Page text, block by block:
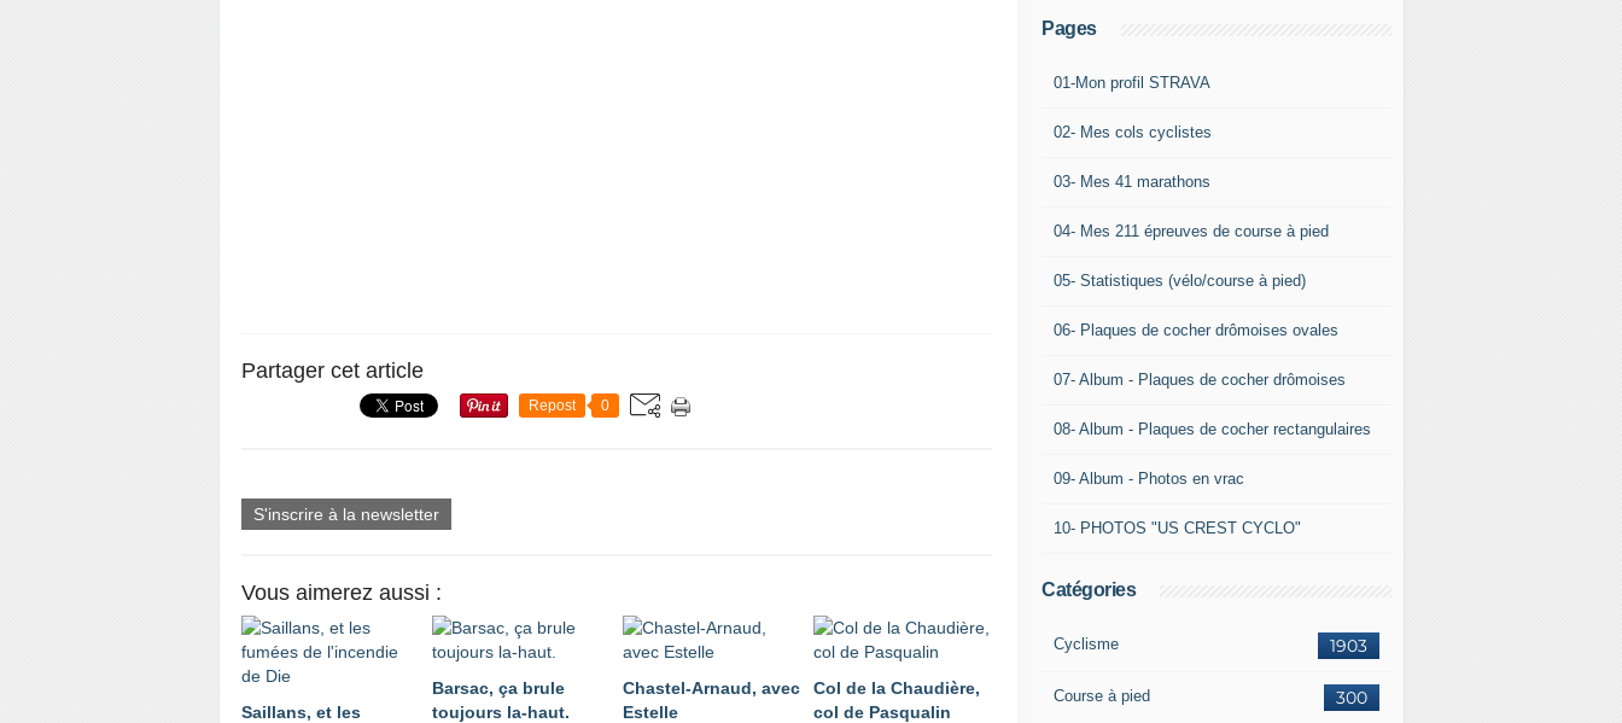
Partager cet article
Repost 0
S'inscrire à la newsletter
Vous aimerez aussi :
Saillans, et les
Barsac, ça brule
toujours la-haut.
Chastel-Arnaud, avec
Estelle
Col de la Chaudière,
col de Pasqualin
Pages
01-Mon profil STRAVA
02- Mes cols cyclistes
03- Mes 41 marathons
04- Mes 211 épreuves de course à pied
05- Statistiques (vélo/course à pied)
06- Plaques de cocher drômoises ovales
07- Album - Plaques de cocher drômoises
08- Album - Plaques de cocher rectangulaires
09- Album - Photos en vrac
10- PHOTOS "US CREST CYCLO"
Catégories
1903
Cyclisme
300
Course à pied